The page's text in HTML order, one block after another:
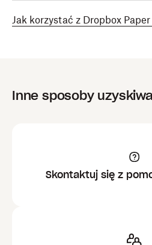
Jak korzystać z Dropbox
Inne sposoby
Skontaktuj się z